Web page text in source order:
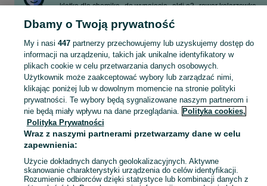
klatka dla chomika do wynajęcia aldi a3 rower kolarzowka
chomik
rower kross gorczyca mieszkanie na sprzedaż
Zobacz Więcej
Skorzystaj z największego serwisu ogłoszeniowego - Barwice i okolice! Kupuj to, czego pragniesz i sprzedawaj to, czego już nie potrzebujesz!
Mapa kategorii
Mapa miejscowości
Mapa ministron
Popularne wyszukiwania
Dbamy o Twoją prywatność
My i nasi 447partnerzy przechowujemy lub uzyskujemy dostęp do
informacji na urządzeniu, takich jak unikalne identyfikatory w
plikach cookie w celu przetwarzania danych osobowych.
Użytkownik może zaakceptować wybory lub zarządzać nimi,
klikając poniżej lub w dowolnym momencie na stronie polityki
prywatności. Te wybory będą sygnalizowane naszym partnerom i
nie będą miały wpływu na dane przeglądania. Polityka cookies,
Polityka Prywatności
Wraz z naszymi partnerami przetwarzamy dane w celu
zapewnienia:
Użycie dokładnych danych geolokalizacyjnych. Aktywne
skanowanie charakterystyki urządzenia do celów identyfikacji.
Rozumienie odbiorców dzięki statystyce lub kombinacji danych z